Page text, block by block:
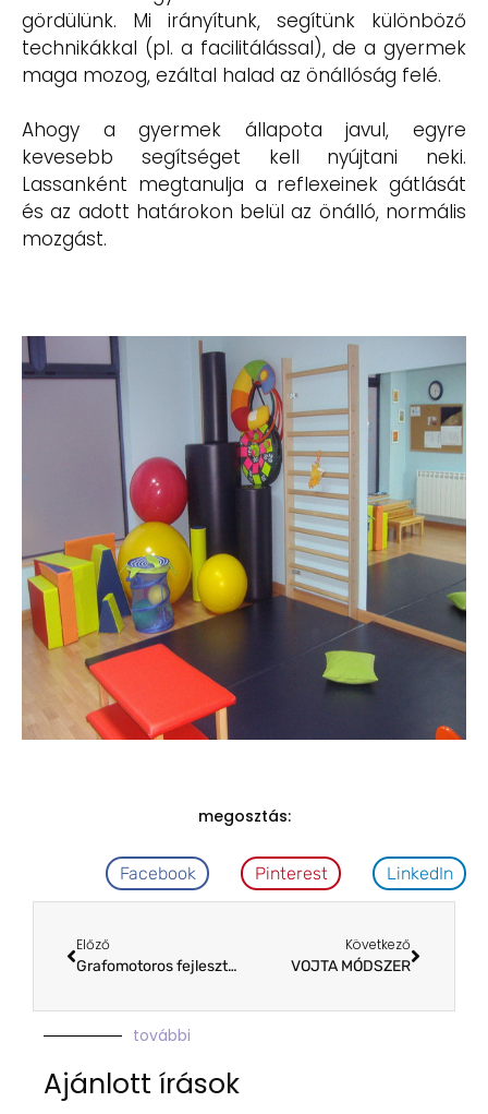
gördülünk. Mi irányítunk, segítünk különböző
technikákkal (pl. a facilitálással), de a gyermek
maga mozog, ezáltal halad az önállóság felé.
Ahogy a gyermek állapota javul, egyre
kevesebb segítséget kell nyújtani neki.
Lassanként megtanulja a reflexeinek gátlását
és az adott határokon belül az önálló, normális
mozgást.
megosztás:
Facebook Pinterest LinkedIn
Előző
Grafomotoros fejlesztés
Következő
VOJTA MÓDSZER
további
Ajánlott írások